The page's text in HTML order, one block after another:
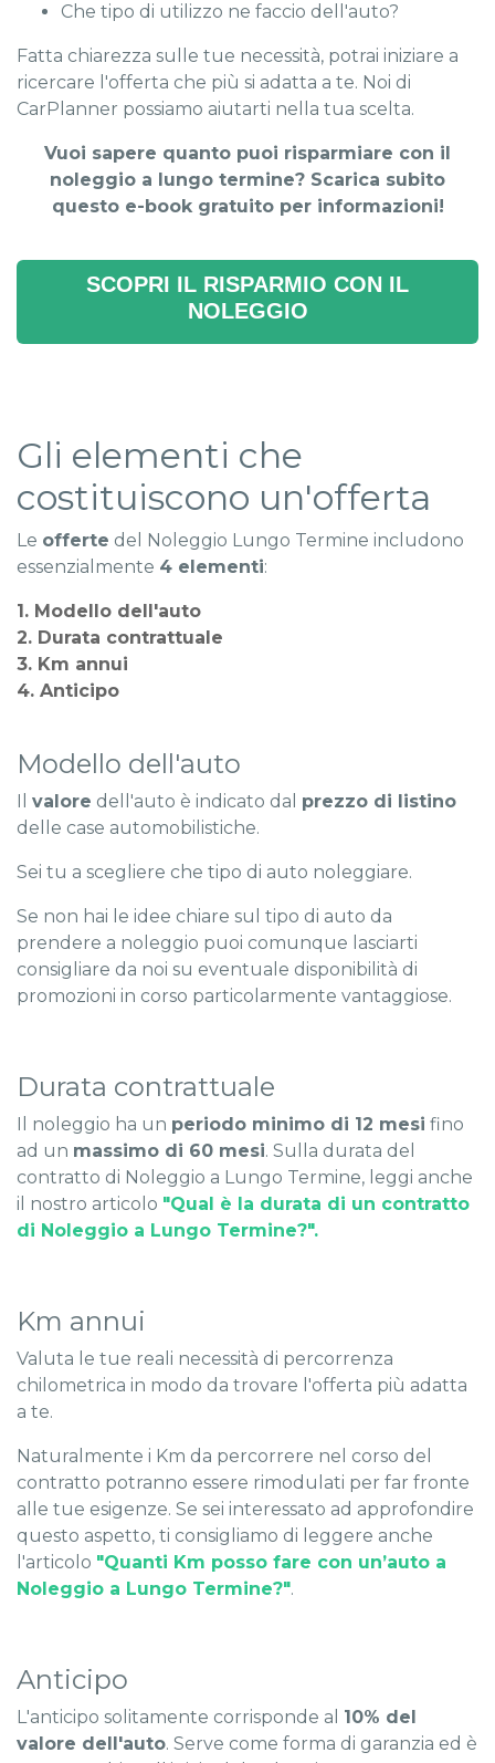
Che tipo di utilizzo ne faccio dell'auto?
Fatta chiarezza sulle tue necessità, potrai iniziare a
ricercare l'offerta che più si adatta a te. Noi di
CarPlanner possiamo aiutarti nella tua scelta.
Vuoi sapere quanto puoi risparmiare con il
noleggio a lungo termine? Scarica subito
questo e-book gratuito per informazioni!
SCOPRI IL RISPARMIO CON IL
NOLEGGIO
Gli elementi che
costituiscono un'offerta
Le offerte del Noleggio Lungo Termine includono
essenzialmente 4 elementi:
1. Modello dell'auto
2. Durata contrattuale
3. Km annui
4. Anticipo
Modello dell'auto
Il valore dell'auto è indicato dal prezzo di listino
delle case automobilistiche.
Sei tu a scegliere che tipo di auto noleggiare.
Se non hai le idee chiare sul tipo di auto da
prendere a noleggio puoi comunque lasciarti
consigliare da noi su eventuale disponibilità di
promozioni in corso particolarmente vantaggiose.
Durata contrattuale
Il noleggio ha un periodo minimo di 12 mesi fino
ad un massimo di 60 mesi. Sulla durata del
contratto di Noleggio a Lungo Termine, leggi anche
il nostro articolo "Qual è la durata di un contratto
di Noleggio a Lungo Termine?".
Km annui
Valuta le tue reali necessità di percorrenza
chilometrica in modo da trovare l'offerta più adatta
a te.
Naturalmente i Km da percorrere nel corso del
contratto potranno essere rimodulati per far fronte
alle tue esigenze. Se sei interessato ad approfondire
questo aspetto, ti consigliamo di leggere anche
l'articolo "Quanti Km posso fare con un’auto a
Noleggio a Lungo Termine?".
Anticipo
L'anticipo solitamente corrisponde al 10% del
valore dell'auto. Serve come forma di garanzia ed è